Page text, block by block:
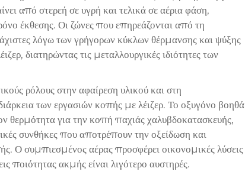
από στερεή σε υγρή και τελικά σε αέρια φάση,
έκθεσης. Οι ζώνες που επηρεάζονται από τη
λόγω των γρήγορων κύκλων θέρμανσης και ψύξης
διατηρώντας τις μεταλλουργικές ιδιότητες των
ρόλους στην αφαίρεση υλικού και στη
των εργασιών κοπής με λέιζερ. Το οξυγόνο βοηθά
θερμότητα για την κοπή παχιάς χαλυβδοκατασκευής,
συνθήκες που αποτρέπουν την οξείδωση και
Ο συμπιεσμένος αέρας προσφέρει οικονομικές λύσεις
ποιότητας ακμής είναι λιγότερο αυστηρές.